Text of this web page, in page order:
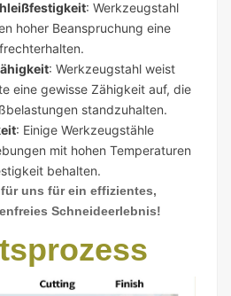
: Werkzeugstahl
hoher Beanspruchung eine
: Werkzeugstahl weist
eine gewisse Zähigkeit auf, die
standzuhalten.
: Einige Werkzeugstähle
mit hohen Temperaturen
behalten.
uns für ein effizientes,
Schneideerlebnis!